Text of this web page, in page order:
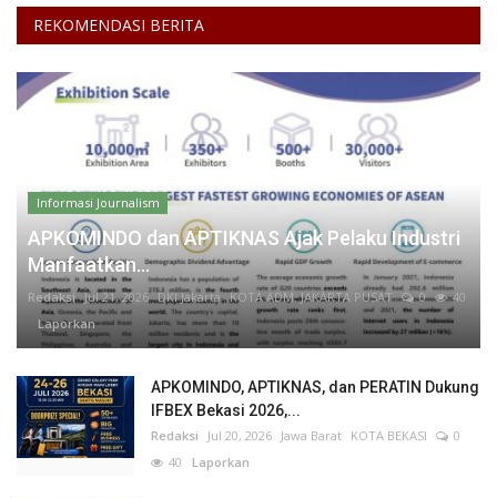
REKOMENDASI BERITA
Informasi Journalism
APKOMINDO dan APTIKNAS Ajak Pelaku Industri
Manfaatkan...
Redaksi Jul 21, 2026 DKI Jakarta KOTA ADM. JAKARTA PUSAT 0
40
Laporkan
APKOMINDO, APTIKNAS, dan PERATIN Dukung
IFBEX Bekasi 2026,...
Redaksi Jul 20, 2026 Jawa Barat KOTA BEKASI
0
40 Laporkan